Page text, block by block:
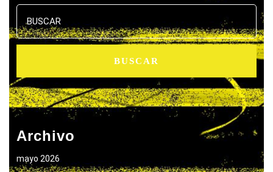
Buscar:
Archivo
mayo 2026